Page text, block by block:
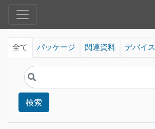
全て パッケージ 関連資料 デバイス
検索